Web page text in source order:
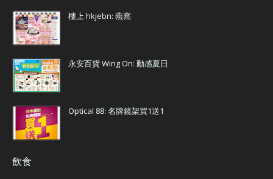
樓上 hkjebn: 燕窩
永安百貨 Wing On: 動感夏日
Optical 88: 名牌鏡架買1送1
飲食